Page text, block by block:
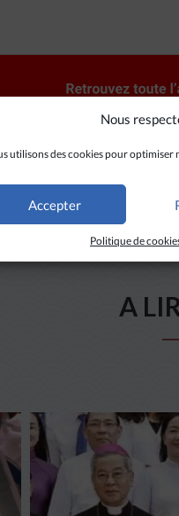
Nous
utilisons des cookies pour optimiser
Accepter
Politique de
A